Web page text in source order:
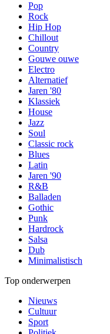
Pop
Rock
Hip Hop
Chillout
Country
Gouwe ouwe
Electro
Alternatief
Jaren '80
Klassiek
House
Jazz
Soul
Classic rock
Blues
Latin
Jaren '90
R&B
Balladen
Gothic
Punk
Hardrock
Salsa
Dub
Minimalistisch
Top onderwerpen
Nieuws
Cultuur
Sport